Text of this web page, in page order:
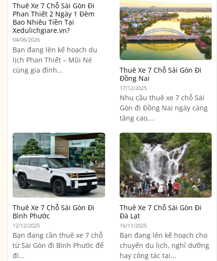
Thuê Xe 7 Chỗ Sài Gòn Đi
Phan Thiết 2 Ngày 1 Đêm
Bao Nhiêu Tiền Tại
Xedulichgiare.vn?
04/06/2026
Bạn đang lên kế hoạch du
lịch Phan Thiết – Mũi Né
cùng gia đình...
Thuê Xe 7 Chỗ Sài Gòn Đi
Đồng Nai
17/12/2025
Nhu cầu thuê xe 7 chỗ Sài
Gòn đi Đồng Nai ngày càng
tăng cao,...
Thuê Xe 7 Chỗ Sài Gòn Đi
Bình Phước
12/12/2025
Bạn đang cần thuê xe 7 chỗ
từ Sài Gòn đi Bình Phước để
đi...
Thuê Xe 7 Chỗ Sài Gòn Đi
Đà Lạt
16/11/2025
Bạn đang lên kế hoạch cho
chuyến du lịch, nghỉ dưỡng
hay công tác tại...